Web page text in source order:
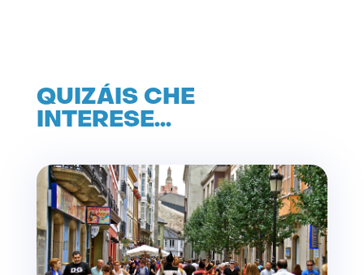
QUIZÁIS CHE
INTERESE…